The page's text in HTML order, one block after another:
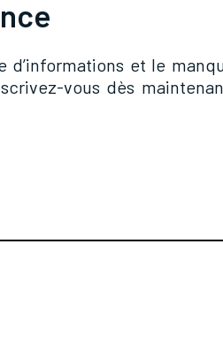
d’informations et le
vous dès